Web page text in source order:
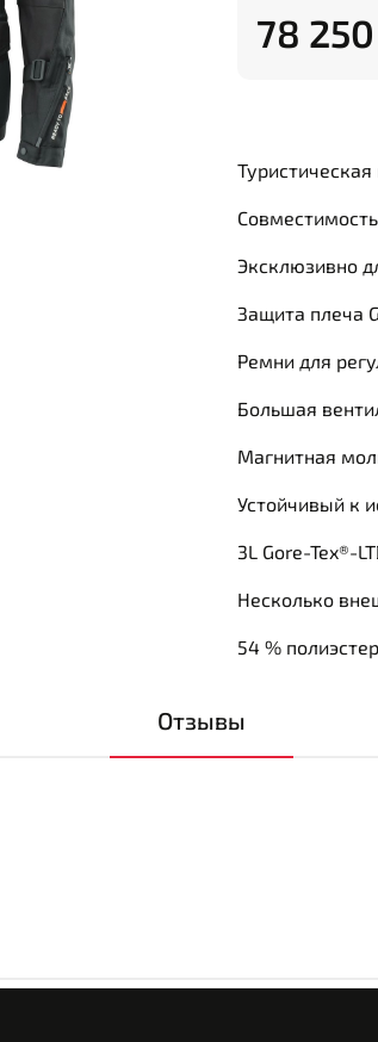
78
Эксклюзивно
Защита плеча
Ремни для
Большая
Магнитная
Устойчивый к
3L Gore-Tex®-
Несколько
54 %
Отзывы